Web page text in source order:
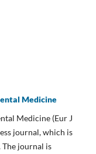
Medicine
Medicine (Eur J
journal, which is
The journal is